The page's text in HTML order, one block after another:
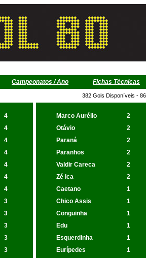
Campeonatos / Ano Fichas Técnicas
382 Gols Disponíveis -
4 Marco Aurélio
2
4 Otávio
2
4 Paraná
2
4 Paranhos
2
4 Valdir Careca
2
4 Zé Ica
2
4 Caetano
1
3 Chico Assis
1
3 Conguinha
1
3 Edu
1
3 Esquerdinha
1
3 Eurípedes
1